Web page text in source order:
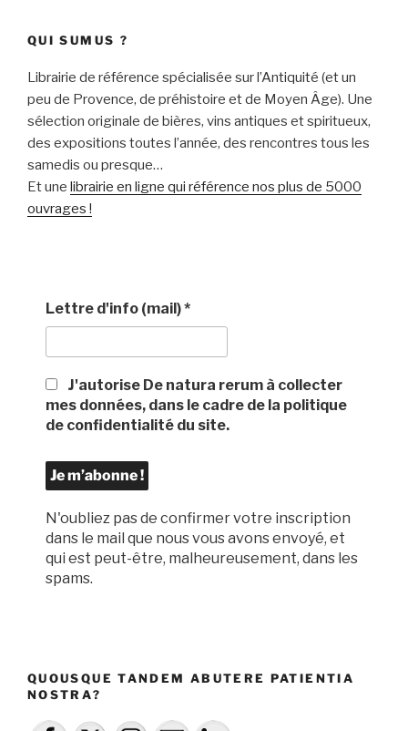
QUI SUMUS ?
Librairie de référence spécialisée sur l’Antiquité (et un
peu de Provence, de préhistoire et de Moyen Âge). Une
sélection originale de bières, vins antiques et spiritueux,
des expositions toutes l’année, des rencontres tous les
samedis ou presque…
Et une librairie en ligne qui référence nos plus de 5000
ouvrages !
Lettre d'info (mail)*
J'autorise De natura rerum à collecter
mes données, dans le cadre de la politique
de confidentialité du site.
N'oubliez pas de confirmer votre inscription
dans le mail que nous vous avons envoyé, et
qui est peut-être, malheureusement, dans les
spams.
QUOUSQUE TANDEM ABUTERE PATIENTIA
NOSTRA?